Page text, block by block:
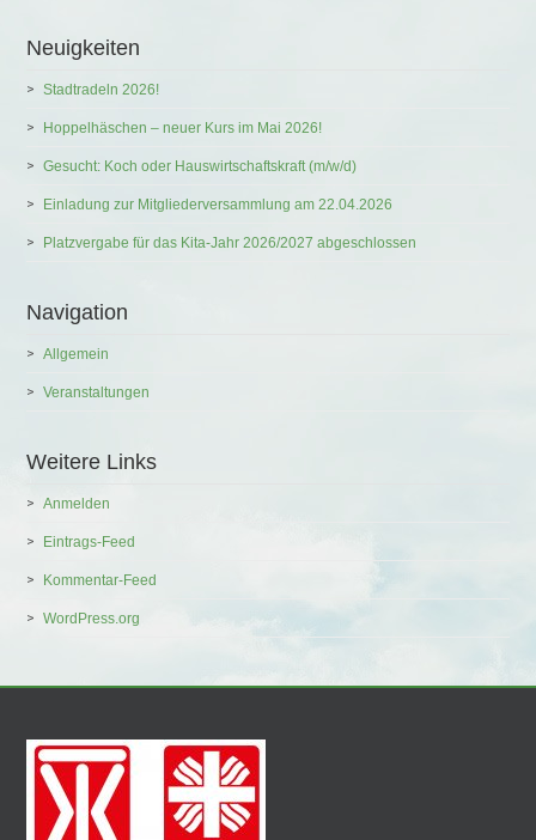
Neuigkeiten
Stadtradeln 2026!
Hoppelhäschen – neuer Kurs im Mai 2026!
Gesucht: Koch oder Hauswirtschaftskraft (m/w/d)
Einladung zur Mitgliederversammlung am 22.04.2026
Platzvergabe für das Kita-Jahr 2026/2027 abgeschlossen
Navigation
Allgemein
Veranstaltungen
Weitere Links
Anmelden
Eintrags-Feed
Kommentar-Feed
WordPress.org